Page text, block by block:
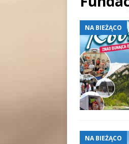
NA BIEŻĄCO
NA BIEŻĄCO